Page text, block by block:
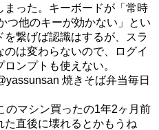
まった。キーボードが「常時
つ他のキーが効かない」とい
を繋げば認識はするが、スラ
は変わらないので、ログイ
ンプトも使えない。
焼きそば弁当毎日
のマシン買ったの1年2ヶ月前
直後に壊れるとかもうね